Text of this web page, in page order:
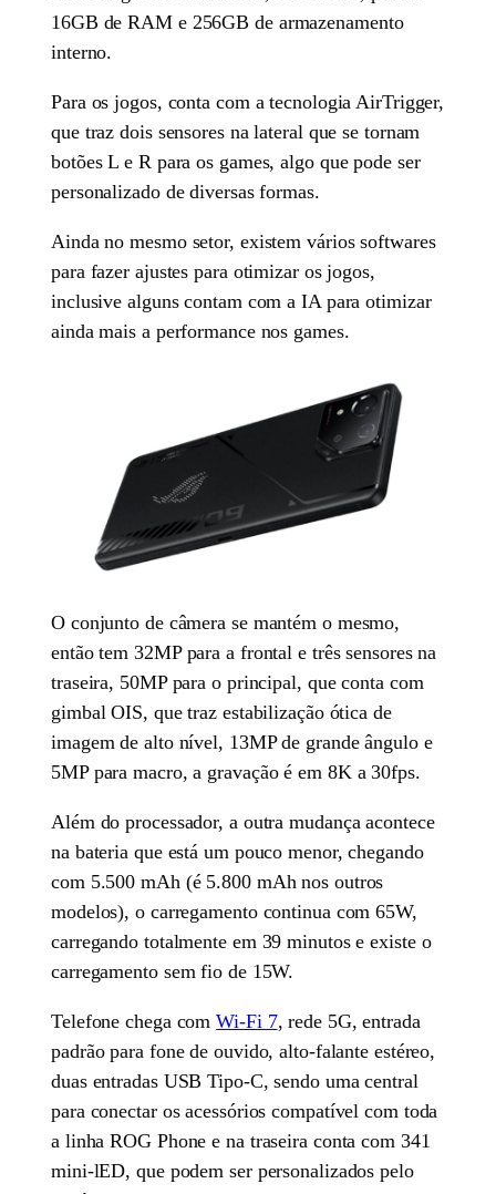
16GB de RAM e 256GB de armazenamento
interno.
Para os jogos, conta com a tecnologia AirTrigger,
que traz dois sensores na lateral que se tornam
botões L e R para os games, algo que pode ser
personalizado de diversas formas.
Ainda no mesmo setor, existem vários softwares
para fazer ajustes para otimizar os jogos,
inclusive alguns contam com a IA para otimizar
ainda mais a performance nos games.
O conjunto de câmera se mantém o mesmo,
então tem 32MP para a frontal e três sensores na
traseira, 50MP para o principal, que conta com
gimbal OIS, que traz estabilização ótica de
imagem de alto nível, 13MP de grande ângulo e
5MP para macro, a gravação é em 8K a 30fps.
Além do processador, a outra mudança acontece
na bateria que está um pouco menor, chegando
com 5.500 mAh (é 5.800 mAh nos outros
modelos), o carregamento continua com 65W,
carregando totalmente em 39 minutos e existe o
carregamento sem fio de 15W.
Telefone chega comWi-Fi 7, rede 5G, entrada
padrão para fone de ouvido, alto-falante estéreo,
duas entradas USB Tipo-C, sendo uma central
para conectar os acessórios compatível com toda
a linha ROG Phone e na traseira conta com 341
mini-lED, que podem ser personalizados pelo